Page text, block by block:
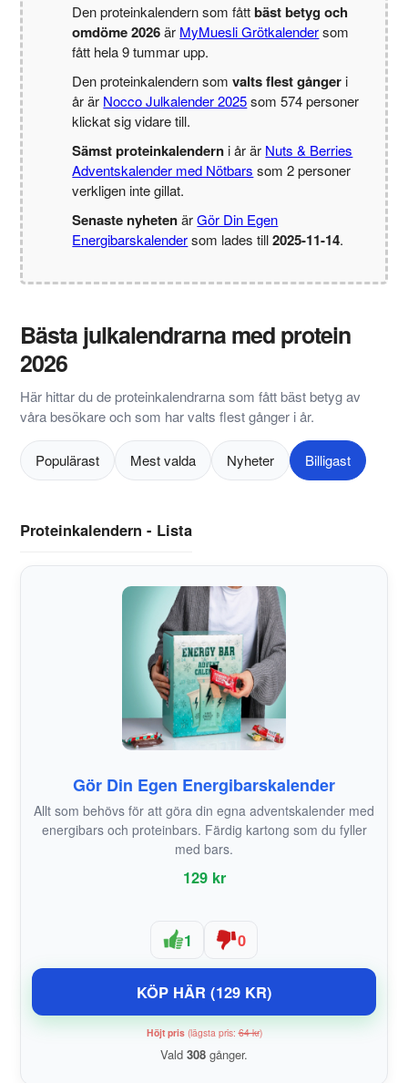
Den proteinkalendern som fåttbäst betyg och
omdöme 2026är MyMuesli Grötkalendersom
fått hela 9 tummar upp.
Den proteinkalendern somvalts flest gångeri
år är Nocco Julkalender 2025som 574 personer
klickat sig vidare till.
Sämst proteinkalenderni år är Nuts & Berries
Adventskalender med Nötbars som 2 personer
verkligen inte gillat.
Senaste nyhetenärGör Din Egen
Energibarskalendersom lades till2025-11-14.
Bästa julkalendrarna med protein
2026
Här hittar du de proteinkalendrarna som fått bäst betyg av
våra besökare och som har valts flest gånger i år.
Populärast Mest valda Nyheter Billigast
Proteinkalendern - Lista
Gör Din Egen Energibarskalender
Allt som behövs för att göra din egna adventskalender med
energibars och proteinbars. Färdig kartong som du fyller
med bars.
129 kr
1 0
KÖP HÄR (129 KR)
Höjt pris(lägsta pris:64 kr)
Vald 308 gånger.